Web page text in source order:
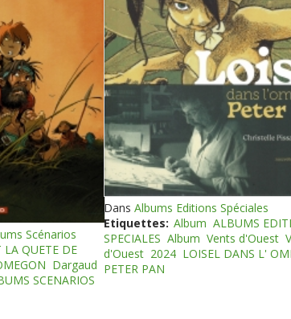
Scénarios
LA QUETE DE
Dargaud
SCENARIOS
Dans Albums Editions Spéciales
Etiquettes: Album ALBUMS
SPECIALES Album Vents d'Ouest
d'Ouest 2024 LOISEL DANS L'
PETER PAN